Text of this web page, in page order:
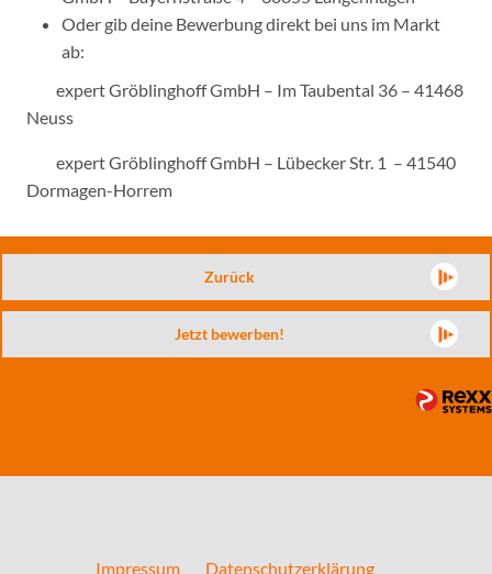
Oder gib deine Bewerbung direkt bei uns im Markt
ab:
expert Gröblinghoff GmbH – Im Taubental 36 – 41468
Neuss
expert Gröblinghoff GmbH – Lübecker Str. 1 – 41540
Dormagen-Horrem
Zurück
Jetzt bewerben!
Impressum Datenschutzerklärung